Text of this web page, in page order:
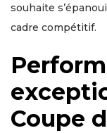
souhaite
cadre compétitif.
Coupe